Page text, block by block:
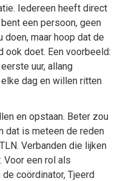
Iedereen heeft direct
een persoon, geen
doen, maar hoop dat de
ook doet. Een voorbeeld:
uur, allang
dag en willen ritten
en opstaan. Beter zou
dat is meteen de reden
Verbanden die lijken
Voor een rol als
coördinator, Tjeerd